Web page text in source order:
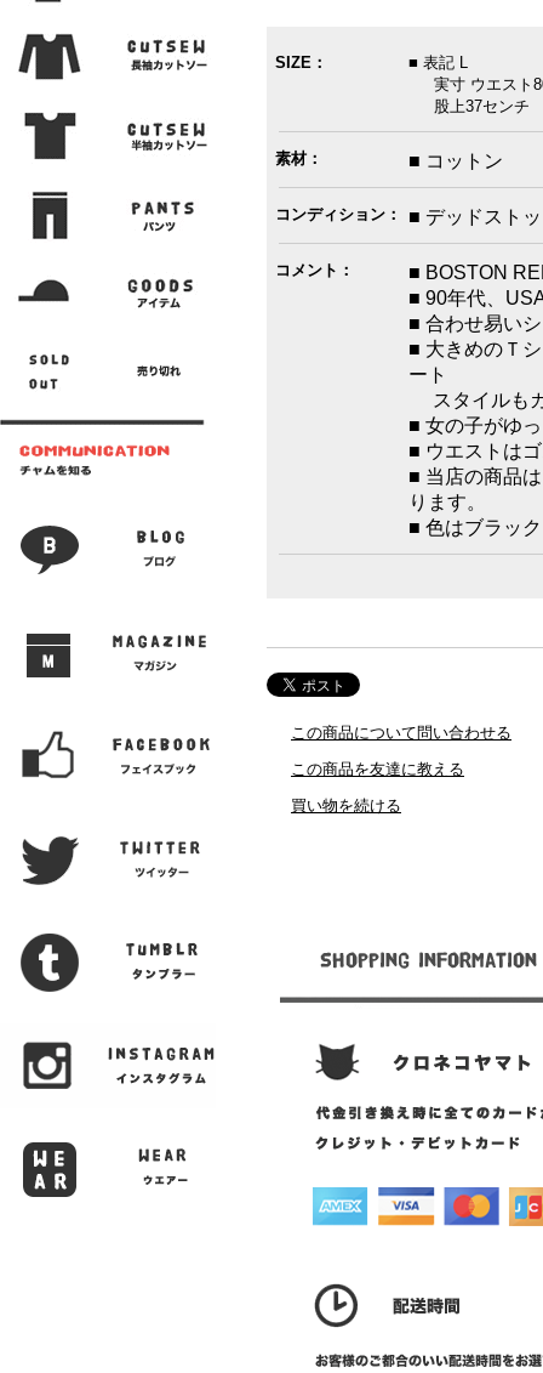
SIZE：
■ 表記 L
実寸 ウエスト
股上37センチ
素材： ■ コットン
コンディション： ■ デッドスト
コメント：
■ BOSTON
■ 90年代、
■ 合わせ易い
■ 大きめのＴ
ート
スタイルも
■ 女の子がゆ
■ ウエストは
■ 当店の商品
ります。
■ 色はブラッ
この商品について問い合わせる
この商品を友達に教える
買い物を続ける